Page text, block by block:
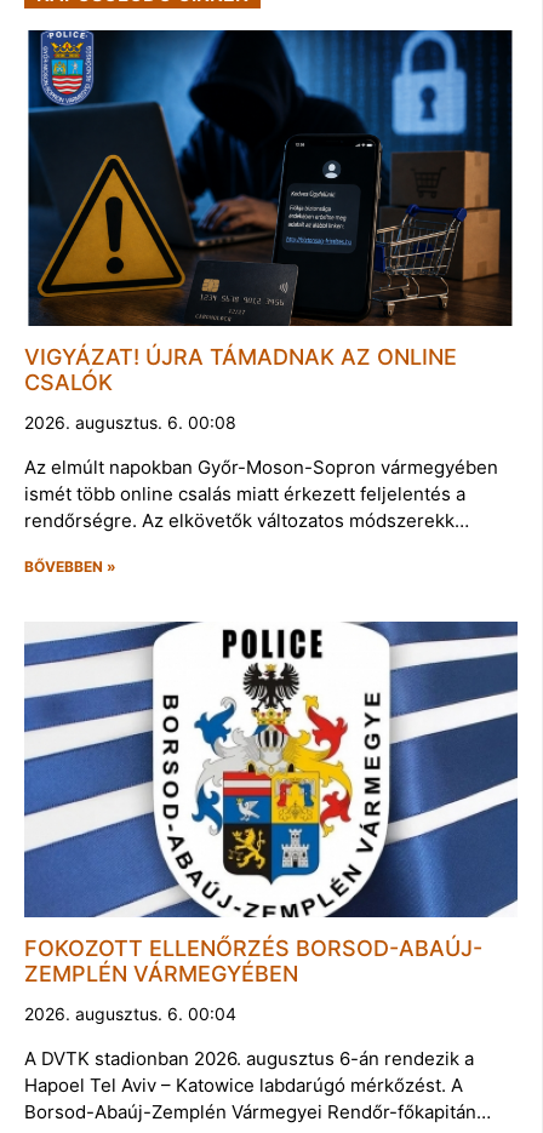
VIGYÁZAT! ÚJRA TÁMADNAK AZ ONLINE
CSALÓK
2026. augusztus. 6. 00:08
Az elmúlt napokban Győr-Moson-Sopron vármegyében
ismét több online csalás miatt érkezett feljelentés a
rendőrségre. Az elkövetők változatos módszerekk…
BŐVEBBEN »
FOKOZOTT ELLENŐRZÉS BORSOD-ABAÚJ-
ZEMPLÉN VÁRMEGYÉBEN
2026. augusztus. 6. 00:04
A DVTK stadionban 2026. augusztus 6-án rendezik a
Hapoel Tel Aviv – Katowice labdarúgó mérkőzést. A
Borsod-Abaúj-Zemplén Vármegyei Rendőr-főkapitán…